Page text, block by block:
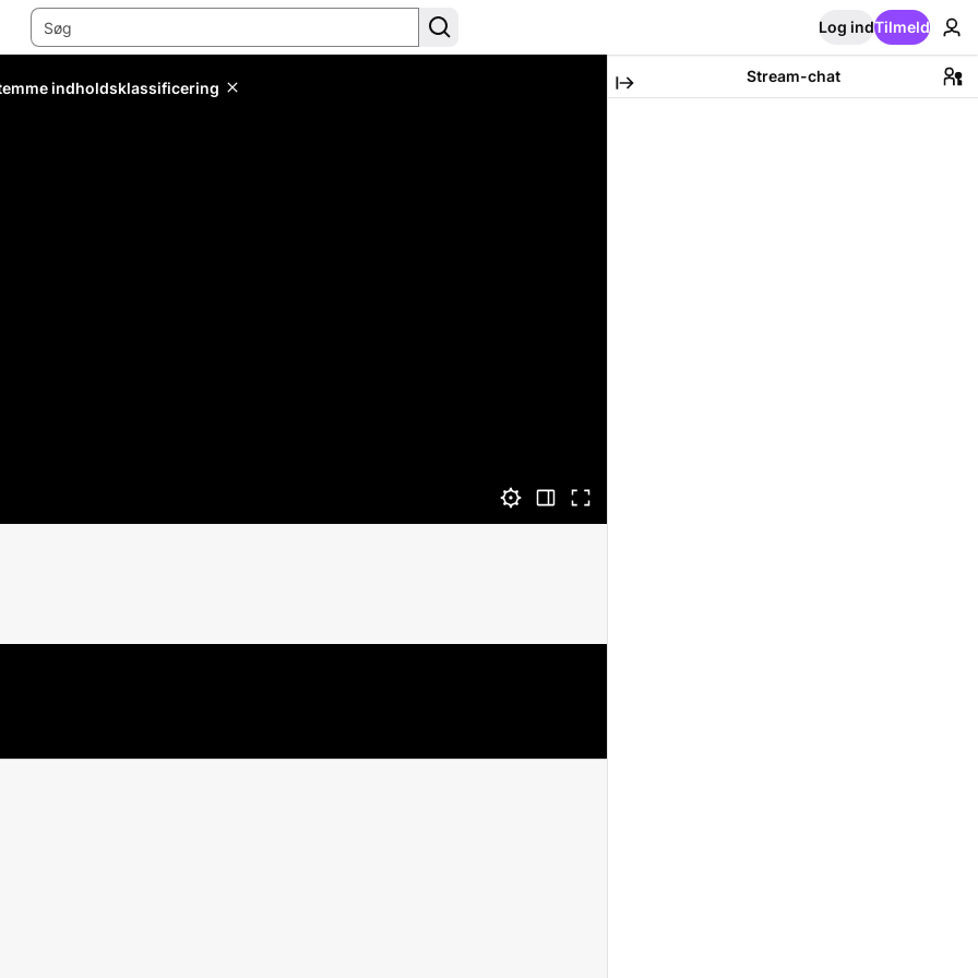
Log indTilmeld
indholdsklassificering
Stream-chat